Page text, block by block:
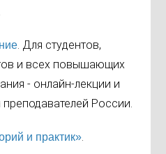
. Для студентов,
и всех повышающих
- онлайн-лекции и
России.
и практик».